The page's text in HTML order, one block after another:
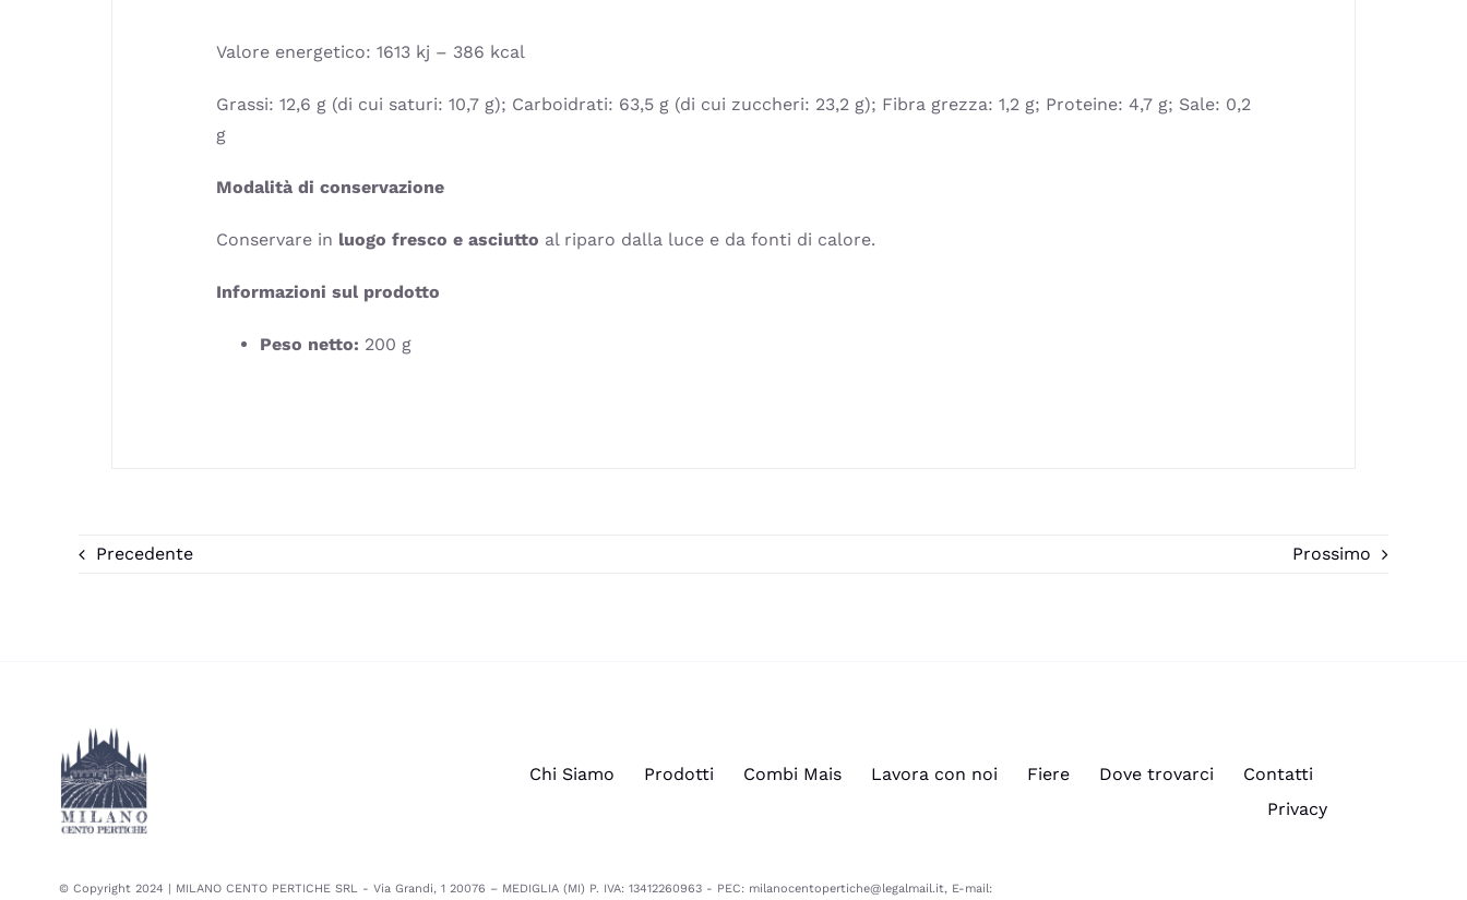
Valore energetico: 1613 kj – 386 kcal
Grassi: 12,6 g (di cui saturi: 10,7 g); Carboidrati: 63,5 g (di cui zuccheri: 23,2 g); Fibra grezza: 1,2 g; Proteine: 4,7 g; Sale: 0,2
g
Modalità di conservazione
Conservare in luogo fresco e asciutto al riparo dalla luce e da fonti di calore.
Informazioni sul prodotto
Peso netto: 200 g
Precedente Prossimo
Chi Siamo Prodotti Combi Mais Lavora con noi Fiere Dove trovarci
Contatti
Privacy
© Copyright 2024 | MILANO CENTO PERTICHE SRL - Via Grandi, 1 20076 – MEDIGLIA (MI) P. IVA: 13412260963 - PEC: milanocentopertiche@legalmail.it, E-mail: